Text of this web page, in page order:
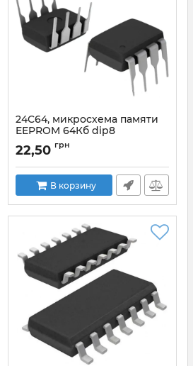
24C64, микросхема памяти
EEPROM 64Кб dip8
22,50 грн
В корзину